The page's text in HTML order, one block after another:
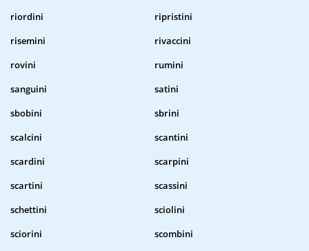
riordini
ripristini
risemini
rivaccini
rovini
rumini
sanguini
satini
sbobini
sbrini
scalcini
scantini
scardini
scarpini
scartini
scassini
schettini
sciolini
sciorini
scombini